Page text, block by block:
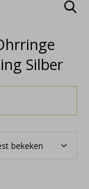
Silber